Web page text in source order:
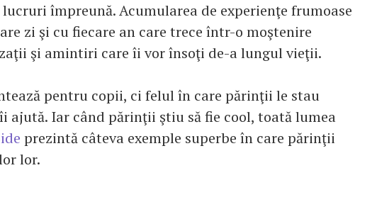
împreună. Acumularea de experienţe frumoase
zi şi cu fiecare an care trece într-o moştenire
şi amintiri care îi vor însoţi de-a lungul vieţii.
pentru copii, ci felul în care părinţii le stau
ajută. Iar când părinţii ştiu să fie cool, toată lumea
prezintă câteva exemple superbe în care părinţii
lor.